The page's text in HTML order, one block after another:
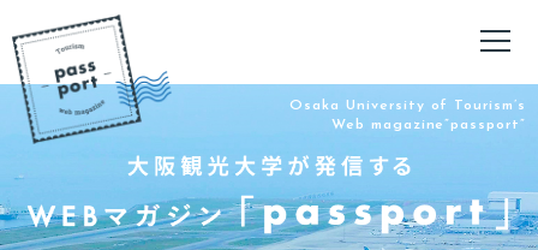
Osaka University of Tourism’s
Web magazine”passport”